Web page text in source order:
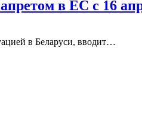
в ЕС с 16
в Беларуси, вводит…